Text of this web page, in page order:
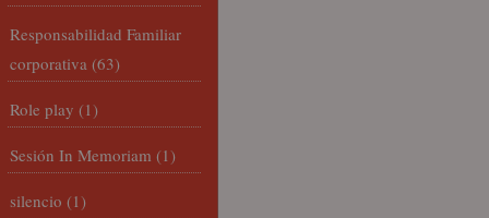
Responsabilidad Familiar
corporativa (63)
Role play (1)
Sesión In Memoriam (1)
silencio (1)